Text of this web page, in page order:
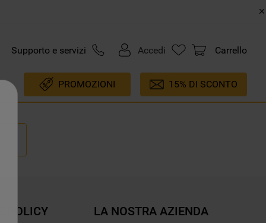
Supporto e servizi Accedi Carrello
PROMOZIONI 15% DI SCONTO
POLICY LA NOSTRA AZIENDA